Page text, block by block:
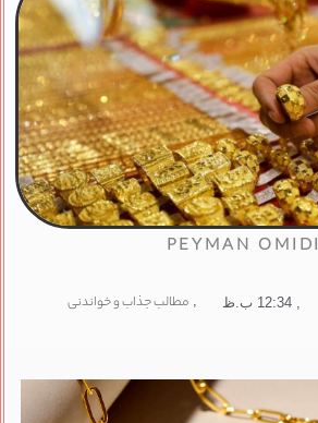
PEYMAN OMIDI
12:34 ب.ظ , مطالب جذاب و خواندنی